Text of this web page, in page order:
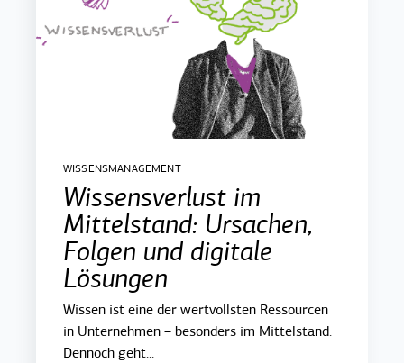
WISSENSMANAGEMENT
Wissensverlust im
Mittelstand: Ursachen,
Folgen und digitale
Lösungen
Wissen ist eine der wertvollsten Ressourcen
in Unternehmen – besonders im Mittelstand.
Dennoch geht...